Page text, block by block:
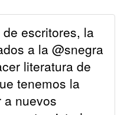
escritores, la
a la @snegra
literatura de
tenemos la
a nuevos